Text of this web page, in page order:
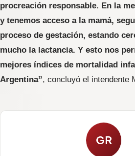
procreación responsable. En la
y tenemos acceso a la mamá,
proceso de gestación, estando
mucho la lactancia. Y esto nos
mejores índices de mortalidad
Argentina”, concluyó el intendente
GR